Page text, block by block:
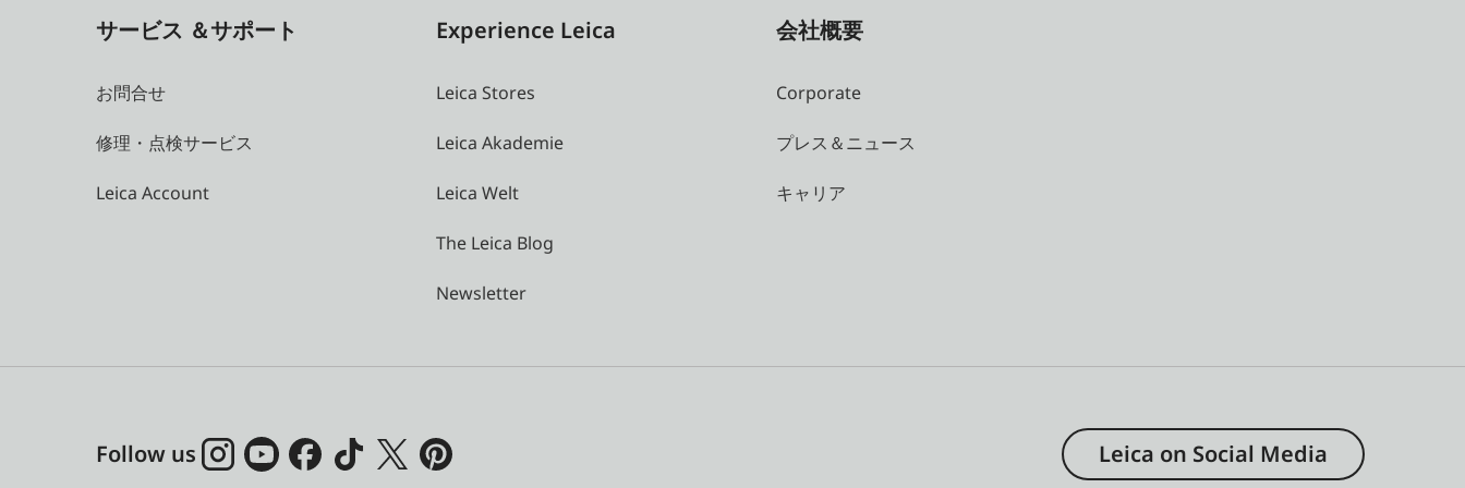
サービス ＆サポート
お問合せ
修理・点検サービス
Leica Account
Experience Leica
Leica Stores
Leica Akademie
Leica Welt
The Leica Blog
Newsletter
会社概要
Corporate
プレス＆ニュース
キャリア
Follow us Leica on Social Media